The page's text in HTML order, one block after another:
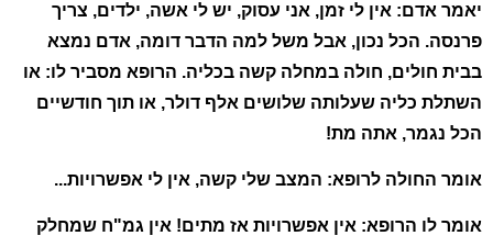
יאמר אדם: אין לי זמן, אני עסוק, יש לי אשה, ילדים, צריך
פרנסה. הכל נכון, אבל משל למה הדבר דומה, אדם נמצא
בבית חולים, חולה במחלה קשה בכליה. הרופא מסביר לו: או
השתלת כליה שעלותה שלושים אלף דולר, או תוך חודשיים
הכל נגמר, אתה מת!
אומר החולה לרופא: המצב שלי קשה, אין לי אפשרויות...
אומר לו הרופא: אין אפשרויות אז מתים! אין גמ"ח שמחלק